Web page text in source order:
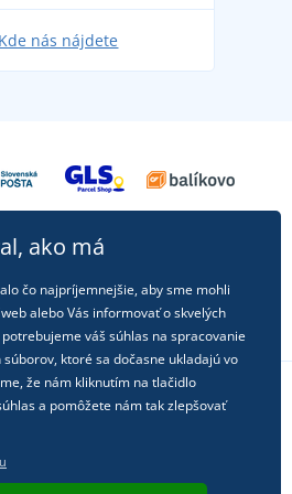
Kde nás nájdete
na sociálnych sieťach
ako má
čo najpríjemnejšie, aby sme mohli
alebo Vás informovať o skvelých
váš súhlas na spracovanie
súborov, ktoré sa dočasne ukladajú vo
že nám kliknutím na tlačidlo
a pomôžete nám tak zlepšovať